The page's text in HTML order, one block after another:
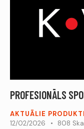
PROFESIONĀLS
AKTUĀLIE PRODUKTI
12/02/2026
808